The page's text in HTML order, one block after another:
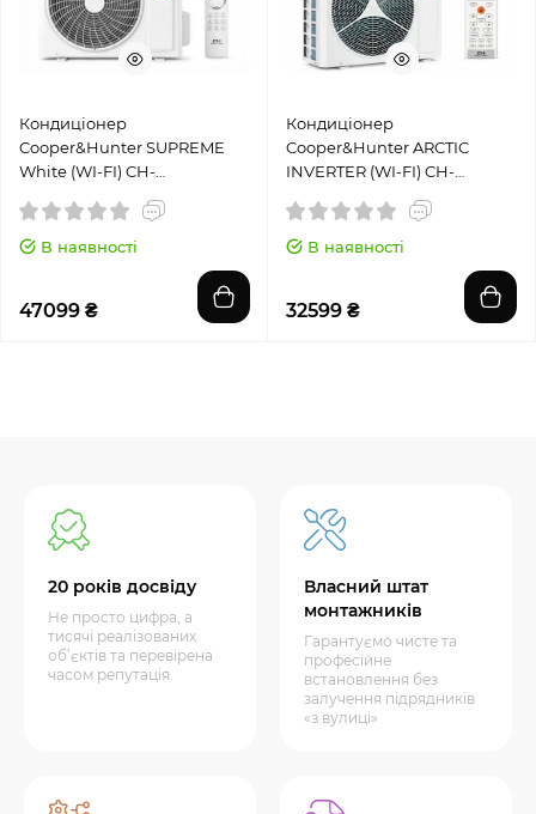
Кондиціонер
Cooper&Hunter SUPREME
White (WI-FI) CH-
В наявності
47099 ₴
Кондиціонер
Cooper&Hunter ARCTIC
INVERTER (WI-FI) CH-
В наявності
32599 ₴
20 років досвіду
Не просто цифра, а
тисячі реалізованих
об’єктів та перевірена
часом репутація.
Власний штат
монтажників
Гарантуємо чисте та
професійне
встановлення без
залучення підрядників
«з вулиці»